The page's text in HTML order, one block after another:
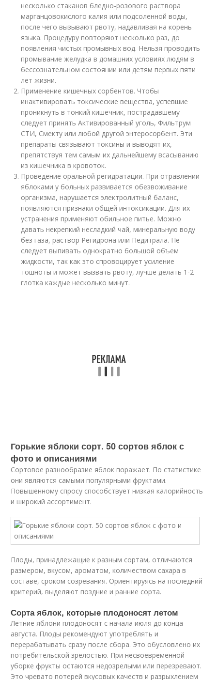
несколько стаканов бледно-розового раствора
марганцовокислого калия или подсоленной воды,
после чего вызывают рвоту, надавливая на корень
языка. Процедуру повторяют несколько раз, до
появления чистых промывных вод. Нельзя проводить
промывание желудка в домашних условиях людям в
бессознательном состоянии или детям первых пяти
лет жизни.
Применение кишечных сорбентов. Чтобы
инактивировать токсические вещества, успевшие
проникнуть в тонкий кишечник, пострадавшему
следует принять Активированный уголь, Фильтрум
СТИ, Смекту или любой другой энтеросорбент. Эти
препараты связывают токсины и выводят их,
препятствуя тем самым их дальнейшему всасыванию
из кишечника в кровоток.
Проведение оральной регидратации. При отравлении
яблоками у больных развивается обезвоживание
организма, нарушается электролитный баланс,
появляются признаки общей интоксикации. Для их
устранения применяют обильное питье. Можно
давать некрепкий несладкий чай, минеральную воду
без газа, раствор Регидрона или Педитрала. Не
следует выпивать однократно большой объем
жидкости, так как это спровоцирует усиление
тошноты и может вызвать рвоту, лучше делать 1-2
глотка каждые несколько минут.
Горькие яблоки сорт. 50 сортов яблок с
фото и описаниями
Сортовое разнообразие яблок поражает. По статистике
они являются самыми популярными фруктами.
Повышенному спросу способствует низкая калорийность
и широкий ассортимент.
Плоды, принадлежащие к разным сортам, отличаются
размером, вкусом, ароматом, количеством сахара в
составе, сроком созревания. Ориентируясь на последний
критерий, выделяют поздние и ранние сорта.
Сорта яблок, которые плодоносят летом
Летние яблони плодоносят с начала июля до конца
августа. Плоды рекомендуют употреблять и
перерабатывать сразу после сбора. Это обусловлено их
потребительской зрелостью. При несвоевременной
уборке фрукты остаются недозрелыми или перезревают.
Это чревато потерей вкусовых качеств и разрыхлением